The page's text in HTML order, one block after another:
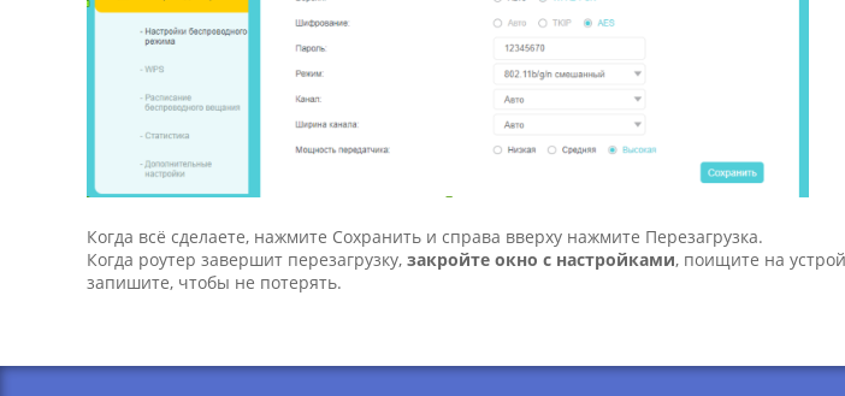
Когда всё сделаете, нажмите Сохранить и справа вверху нажмите Перезагрузка.
Когда роутер завершит перезагрузку, закройте окно с настройками, поищите на
запишите, чтобы не потерять.